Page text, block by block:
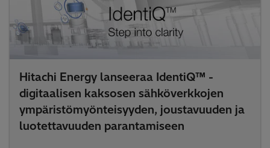
Hitachi Energy lanseeraa IdentiQ™ -
digitaalisen kaksosen sähköverkkojen
ympäristömyönteisyyden, joustavuuden ja
luotettavuuden parantamiseen